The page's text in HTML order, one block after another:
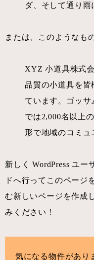
ダ、そして通り雨
または、このようなも
XYZ 小道具株式
品質の小道具を皆
ています。ゴッサ
では2,000名以上
形で地域のコミュ
新しく WordPress ユー
ドへ行ってこのページ
む新しいページを作成
みください !
気になる物件があり